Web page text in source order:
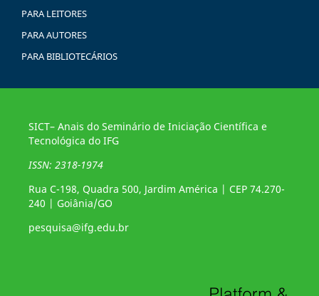
PARA LEITORES
PARA AUTORES
PARA BIBLIOTECÁRIOS
SICT– Anais do Seminário de Iniciação Científica e
Tecnológica do IFG
ISSN: 2318-1974
Rua C-198, Quadra 500, Jardim América | CEP 74.270-
240 | Goiânia/GO
pesquisa@ifg.edu.br